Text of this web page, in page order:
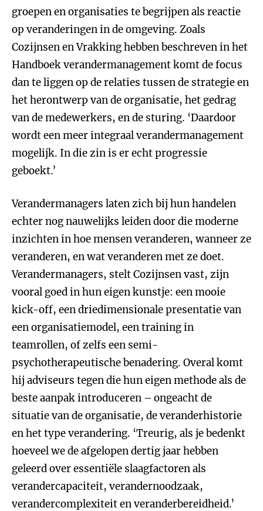
groepen en organisaties te begrijpen als reactie
op veranderingen in de omgeving. Zoals
Cozijnsen en Vrakking hebben beschreven in het
Handboek verandermanagement komt de focus
dan te liggen op de relaties tussen de strategie en
het herontwerp van de organisatie, het gedrag
van de medewerkers, en de sturing. ‘Daardoor
wordt een meer integraal verandermanagement
mogelijk. In die zin is er echt progressie
geboekt.’
Verandermanagers laten zich bij hun handelen
echter nog nauwelijks leiden door die moderne
inzichten in hoe mensen veranderen, wanneer ze
veranderen, en wat veranderen met ze doet.
Verandermanagers, stelt Cozijnsen vast, zijn
vooral goed in hun eigen kunstje: een mooie
kick-off, een driedimensionale presentatie van
een organisatiemodel, een training in
teamrollen, of zelfs een semi-
psychotherapeutische benadering. Overal komt
hij adviseurs tegen die hun eigen methode als de
beste aanpak introduceren – ongeacht de
situatie van de organisatie, de veranderhistorie
en het type verandering. ‘Treurig, als je bedenkt
hoeveel we de afgelopen dertig jaar hebben
geleerd over essentiële slaagfactoren als
verandercapaciteit, verandernoodzaak,
verandercomplexiteit en veranderbereidheid.’